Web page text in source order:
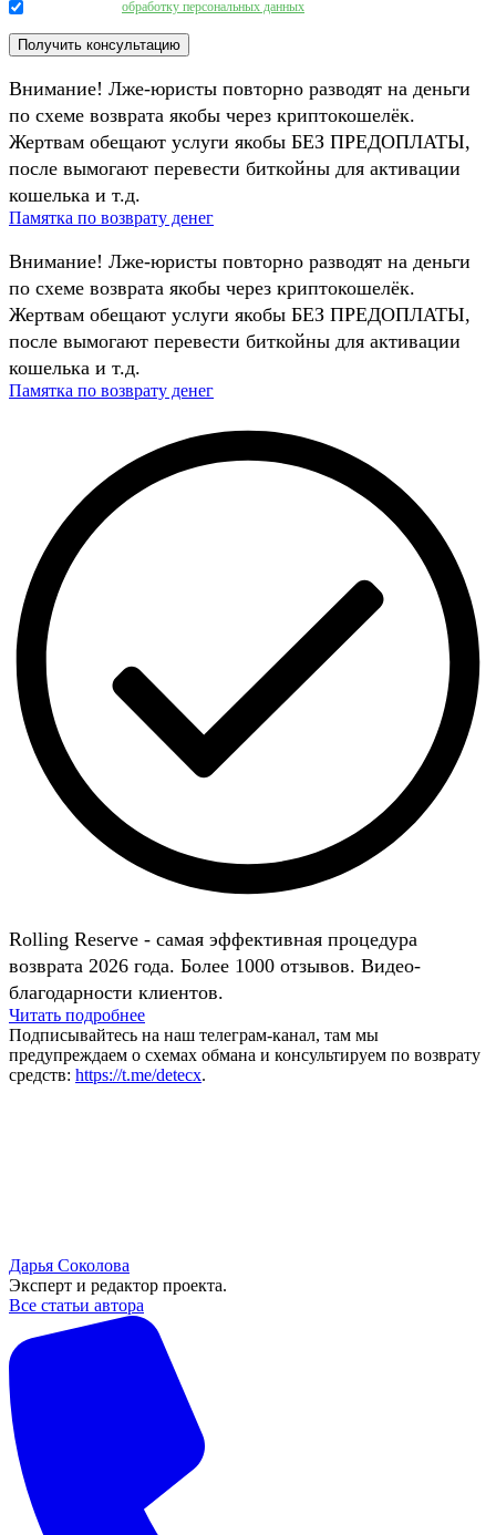
обработку персональных данных
Внимание! Лже-юристы повторно разводят на деньги
по схеме возврата якобы через криптокошелёк.
Жертвам обещают услуги якобы БЕЗ ПРЕДОПЛАТЫ,
после вымогают перевести биткойны для активации
кошелька и т.д.
Памятка по возврату денег
Внимание! Лже-юристы повторно разводят на деньги
по схеме возврата якобы через криптокошелёк.
Жертвам обещают услуги якобы БЕЗ ПРЕДОПЛАТЫ,
после вымогают перевести биткойны для активации
кошелька и т.д.
Памятка по возврату денег
Rolling Reserve - самая эффективная процедура
возврата 2026 года. Более 1000 отзывов. Видео-
благодарности клиентов.
Читать подробнее
Подписывайтесь на наш телеграм-канал, там мы
предупреждаем о схемах обмана и консультируем по возврату
средств: https://t.me/detecx.
Дарья Соколова
Эксперт и редактор проекта.
Все статьи автора